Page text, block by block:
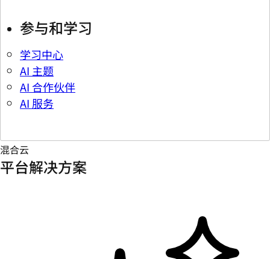
参与和学习
学习中心
AI 主题
AI 合作伙伴
AI 服务
混合云
平台解决方案